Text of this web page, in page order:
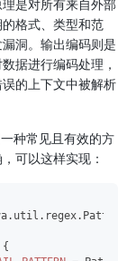
是对所有来自外部
格式、类型和范
洞。输出编码则是
据进行编码处理，
的上下文中被解析
种常见且有效的方
可以这样实现：
{